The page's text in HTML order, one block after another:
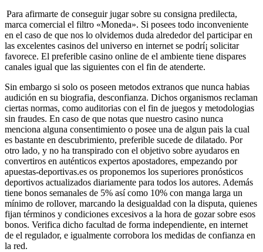
Para afirmarte de conseguir jugar sobre su consigna predilecta,
marca comercial el filtro «Moneda». Si posees todo inconveniente
en el caso de que nos lo olvidemos duda alrededor del participar en
las excelentes casinos del universo en internet se podrí¡ solicitar
favorece. El preferible casino online de el ambiente tiene dispares
canales igual que las siguientes con el fin de atenderte.
Sin embargo si solo os poseen metodos extranos que nunca habias
audición en su biografia, desconfianza. Dichos organismos reclaman
ciertas normas, como auditorias con el fin de juegos y metodologias
sin fraudes. En caso de que notas que nuestro casino nunca
menciona alguna consentimiento o posee una de algun pais la cual
es bastante en descubrimiento, preferible sucede de dilatado. Por
otro lado, y no ha transpirado con el objetivo sobre ayudaros en
convertiros en auténticos expertos apostadores, empezando por
apuestas-deportivas.es os proponemos los superiores pronósticos
deportivos actualizados diariamente para todos los autores. Además
tiene bonos semanales de 5% así­ como 10% con manga larga un
mínimo de rollover, marcando la desigualdad con la disputa, quienes
fijan términos y condiciones excesivos a la hora de gozar sobre esos
bonos. Verifica dicho facultad de forma independiente, en internet
de el regulador, e igualmente corrobora los medidas de confianza en
la red.